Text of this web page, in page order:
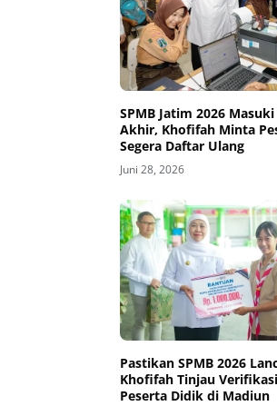
SPMB Jatim 2026
Akhir, Khofifah Minta
Segera Daftar Ulang
Juni 28, 2026
Pastikan SPMB 2026
Khofifah Tinjau
Peserta Didik di Madiun